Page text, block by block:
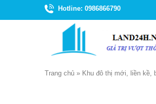
Hotline: 0986866790
Trang chủ » Khu đô thị mới, liền kề,